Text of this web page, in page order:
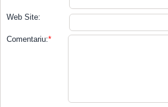
Web Site:
Comentariu:*